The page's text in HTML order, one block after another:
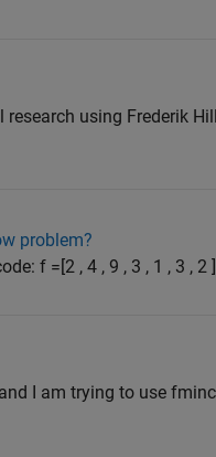
using Frederik
problem?
f =[2 , 4 , 9 , 3 , 1 , 3 , 2
I am trying to use